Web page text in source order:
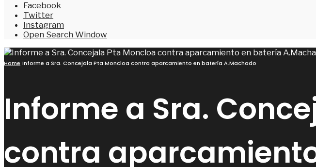
Facebook
Twitter
Instagram
Open Search Window
Home Informe a Sra. Concejala Pta Moncloa contra aparcamiento en batería A.Machado
Informe a Sra.
contra